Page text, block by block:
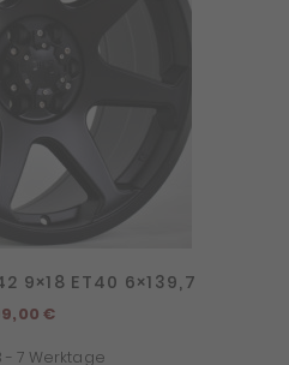
9×18 ET40 6×139,7
€
- 7 Werktage